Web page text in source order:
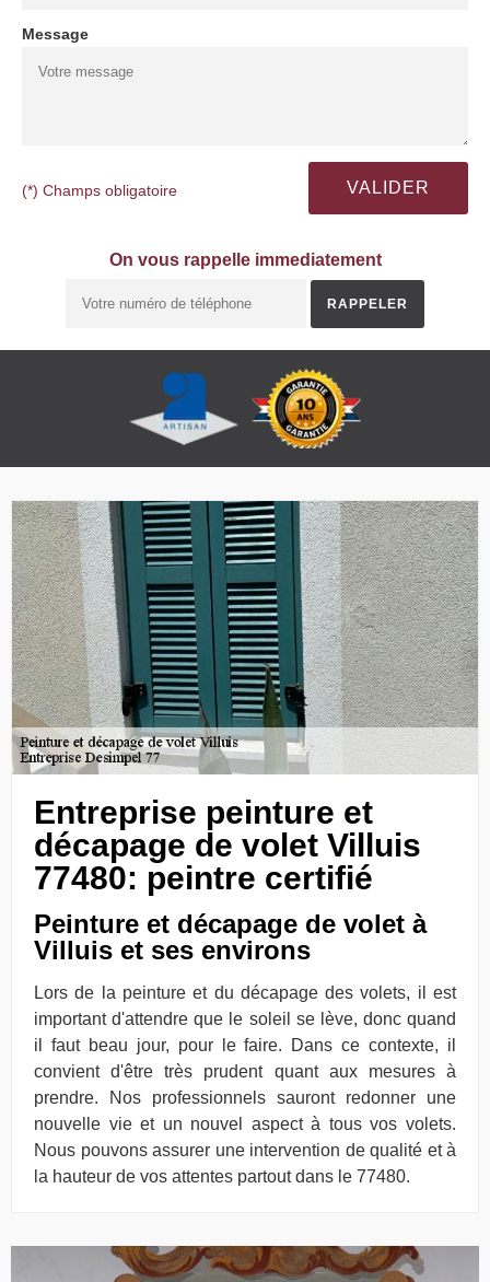
Message
(*) Champs obligatoire
On vous rappelle immediatement
Entreprise peinture et
décapage de volet Villuis
77480: peintre certifié
Peinture et décapage de volet à
Villuis et ses environs
Lors de la peinture et du décapage des volets, il est
important d'attendre que le soleil se lève, donc quand
il faut beau jour, pour le faire. Dans ce contexte, il
convient d'être très prudent quant aux mesures à
prendre. Nos professionnels sauront redonner une
nouvelle vie et un nouvel aspect à tous vos volets.
Nous pouvons assurer une intervention de qualité et à
la hauteur de vos attentes partout dans le 77480.